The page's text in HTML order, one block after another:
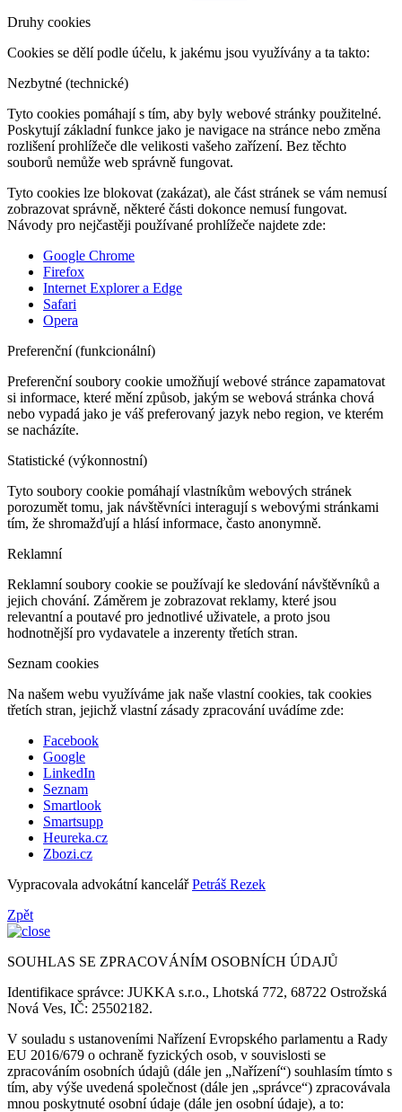
Druhy cookies
Cookies se dělí podle účelu, k jakému jsou využívány a ta takto:
Nezbytné (technické)
Tyto cookies pomáhají s tím, aby byly webové stránky použitelné.
Poskytují základní funkce jako je navigace na stránce nebo změna
rozlišení prohlížeče dle velikosti vašeho zařízení. Bez těchto
souborů nemůže web správně fungovat.
Tyto cookies lze blokovat (zakázat), ale část stránek se vám nemusí
zobrazovat správně, některé části dokonce nemusí fungovat.
Návody pro nejčastěji používané prohlížeče najdete zde:
Google Chrome
Firefox
Internet Explorer a Edge
Safari
Opera
Preferenční (funkcionální)
Preferenční soubory cookie umožňují webové stránce zapamatovat
si informace, které mění způsob, jakým se webová stránka chová
nebo vypadá jako je váš preferovaný jazyk nebo region, ve kterém
se nacházíte.
Statistické (výkonnostní)
Tyto soubory cookie pomáhají vlastníkům webových stránek
porozumět tomu, jak návštěvníci interagují s webovými stránkami
tím, že shromažďují a hlásí informace, často anonymně.
Reklamní
Reklamní soubory cookie se používají ke sledování návštěvníků a
jejich chování. Záměrem je zobrazovat reklamy, které jsou
relevantní a poutavé pro jednotlivé uživatele, a proto jsou
hodnotnější pro vydavatele a inzerenty třetích stran.
Seznam cookies
Na našem webu využíváme jak naše vlastní cookies, tak cookies
třetích stran, jejichž vlastní zásady zpracování uvádíme zde:
Facebook
Google
LinkedIn
Seznam
Smartlook
Smartsupp
Heureka.cz
Zbozi.cz
Vypracovala advokátní kancelářPetráš Rezek
Zpět
SOUHLAS SE ZPRACOVÁNÍM OSOBNÍCH ÚDAJŮ
Identifikace správce: JUKKA s.r.o., Lhotská 772, 68722 Ostrožská
Nová Ves, IČ: 25502182.
V souladu s ustanoveními Nařízení Evropského parlamentu a Rady
EU 2016/679 o ochraně fyzických osob, v souvislosti se
zpracováním osobních údajů (dále jen „Nařízení“) souhlasím tímto s
tím, aby výše uvedená společnost (dále jen „správce“) zpracovávala
mnou poskytnuté osobní údaje (dále jen osobní údaje), a to: